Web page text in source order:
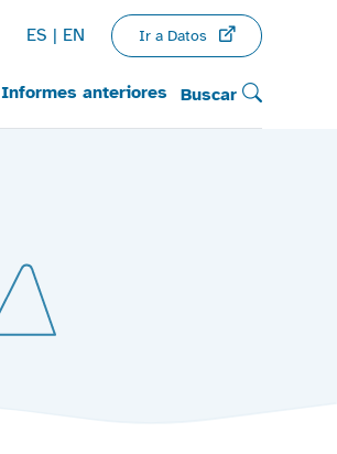
ES EN Ir a Datos
Informes anteriores Buscar